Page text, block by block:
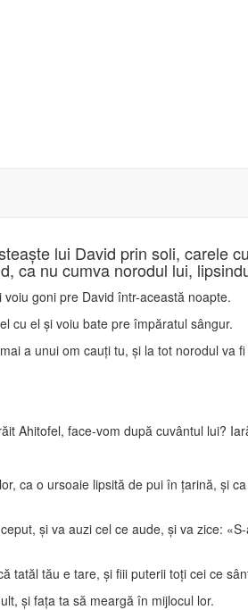
lui David prin soli, carele
ca nu cumva norodul lui,
goni pre David într-această noapte.
cu el şi voiu bate pre împăratul sângur.
a unui om cauţi tu, şi la tot norodul va fi
Ahitofel, face-vom după cuvântul lui?
ca o ursoaie lipsită de pui în ţarină, şi
şi va auzi cel ce aude, şi va zice:
tatăl tău e tare, şi fiii puterii toţi cei ce
şi faţa ta să meargă în mijlocul lor.